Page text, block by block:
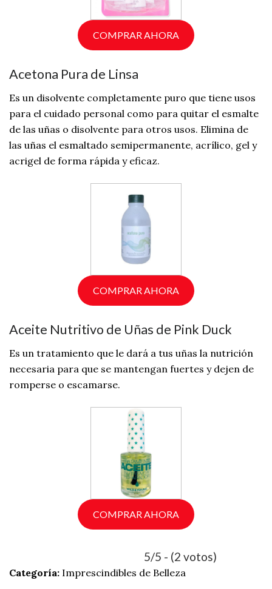
COMPRAR AHORA
Acetona Pura de Linsa
Es un disolvente completamente puro que tiene usos
para el cuidado personal como para quitar el esmalte
de las uñas o disolvente para otros usos. Elimina de
las uñas el esmaltado semipermanente, acrílico, gel y
acrigel de forma rápida y eficaz.
COMPRAR AHORA
Aceite Nutritivo de Uñas de Pink Duck
Es un tratamiento que le dará a tus uñas la nutrición
necesaria para que se mantengan fuertes y dejen de
romperse o escamarse.
COMPRAR AHORA
5/5 - (2 votos)
Categoría: Imprescindibles de Belleza